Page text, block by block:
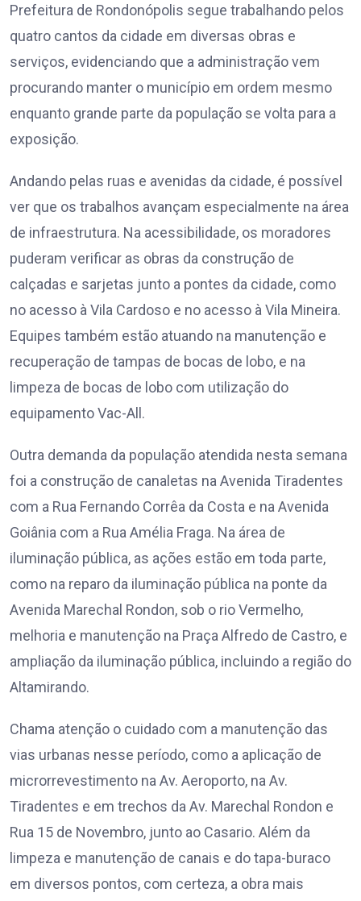
Prefeitura de Rondonópolis segue trabalhando pelos
quatro cantos da cidade em diversas obras e
serviços, evidenciando que a administração vem
procurando manter o município em ordem mesmo
enquanto grande parte da população se volta para a
exposição.
Andando pelas ruas e avenidas da cidade, é possível
ver que os trabalhos avançam especialmente na área
de infraestrutura. Na acessibilidade, os moradores
puderam verificar as obras da construção de
calçadas e sarjetas junto a pontes da cidade, como
no acesso à Vila Cardoso e no acesso à Vila Mineira.
Equipes também estão atuando na manutenção e
recuperação de tampas de bocas de lobo, e na
limpeza de bocas de lobo com utilização do
equipamento Vac-All.
Outra demanda da população atendida nesta semana
foi a construção de canaletas na Avenida Tiradentes
com a Rua Fernando Corrêa da Costa e na Avenida
Goiânia com a Rua Amélia Fraga. Na área de
iluminação pública, as ações estão em toda parte,
como na reparo da iluminação pública na ponte da
Avenida Marechal Rondon, sob o rio Vermelho,
melhoria e manutenção na Praça Alfredo de Castro, e
ampliação da iluminação pública, incluindo a região do
Altamirando.
Chama atenção o cuidado com a manutenção das
vias urbanas nesse período, como a aplicação de
microrrevestimento na Av. Aeroporto, na Av.
Tiradentes e em trechos da Av. Marechal Rondon e
Rua 15 de Novembro, junto ao Casario. Além da
limpeza e manutenção de canais e do tapa-buraco
em diversos pontos, com certeza, a obra mais